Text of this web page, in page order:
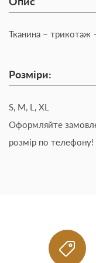
Тканина – трикотаж
Розміри:
S, M, L, XL
Оформляйте
розмір по телефону!